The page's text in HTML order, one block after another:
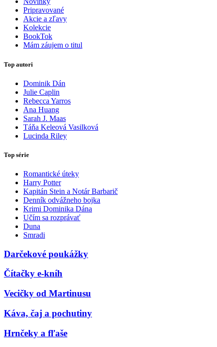
Pripravované
Akcie a zľavy
Kolekcie
BookTok
Mám záujem o titul
Top autori
Dominik Dán
Julie Caplin
Rebecca Yarros
Ana Huang
Sarah J. Maas
Táňa Keleová Vasilková
Lucinda Riley
Top série
Romantické úteky
Harry Potter
Kapitán Stein a Notár Barbarič
Denník odvážneho bojka
Krimi Dominika Dána
Učím sa rozprávať
Duna
Smradi
Darčekové poukážky
Čítačky e-kníh
Vecičky od Martinusu
Káva, čaj a pochutiny
Hrnčeky a fľaše